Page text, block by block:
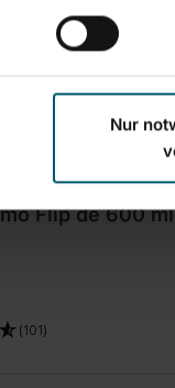
Nur
Flip de 600 ml
(101)